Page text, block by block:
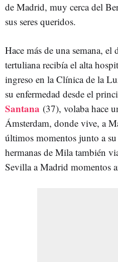
de Madrid, muy cerca del
sus seres queridos.
Hace más de una semana,
tertuliana recibía el alta
ingreso en la Clínica de la
su enfermedad desde el
Santana (37), volaba hace
Ámsterdam, donde vive, a
últimos momentos junto a
hermanas de Mila también
Sevilla a Madrid momentos